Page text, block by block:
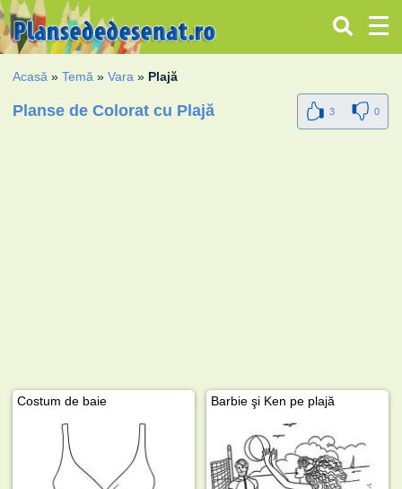
Acasă »Temă »Vara » Plajă
Planse de Colorat cu Plajă 3 0
Costum de baie Barbie şi Ken pe plajă